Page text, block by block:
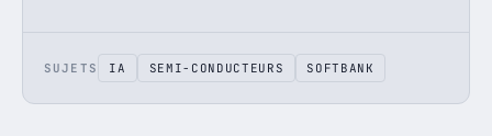
SUJETS IA SEMI-CONDUCTEURS SOFTBANK